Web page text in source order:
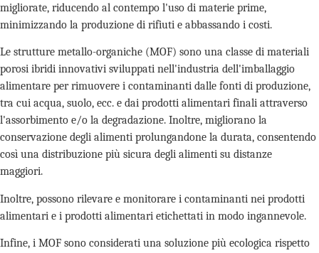
migliorate, riducendo al contempo l'uso di materie prime,
minimizzando la produzione di rifiuti e abbassando i costi.
Le strutture metallo-organiche (MOF) sono una classe di materiali
porosi ibridi innovativi sviluppati nell'industria dell'imballaggio
alimentare per rimuovere i contaminanti dalle fonti di produzione,
tra cui acqua, suolo, ecc. e dai prodotti alimentari finali attraverso
l'assorbimento e/o la degradazione. Inoltre, migliorano la
conservazione degli alimenti prolungandone la durata, consentendo
così una distribuzione più sicura degli alimenti su distanze
maggiori.
Inoltre, possono rilevare e monitorare i contaminanti nei prodotti
alimentari e i prodotti alimentari etichettati in modo ingannevole.
Infine, i MOF sono considerati una soluzione più ecologica rispetto